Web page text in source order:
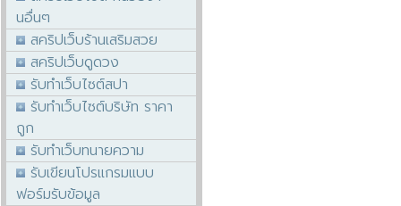
นอื่นๆ
สคริปเว็บร้านเสริมสวย
สคริปเว็บดูดวง
รับทำเว็บไซต์สปา
รับทำเว็บไซต์บริษัท ราคา
ถูก
รับทำเว็บทนายความ
รับเขียนโปรแกรมแบบ
ฟอร์มรับข้อมูล